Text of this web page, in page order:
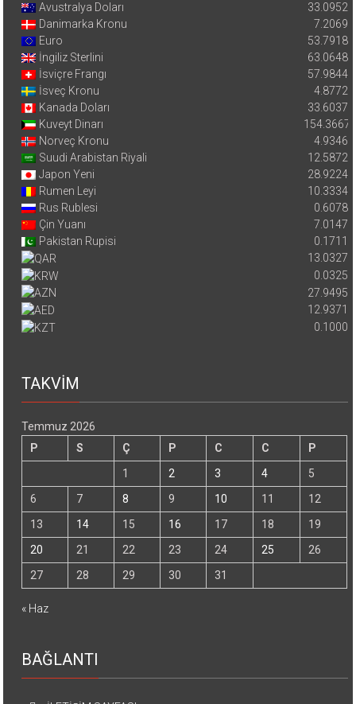
Avustralya Doları
33.0952
Danimarka Kronu
7.2069
Euro
53.7918
İngiliz Sterlini
63.0648
İsviçre Frangı
57.9844
İsveç Kronu
4.8772
Kanada Doları
33.6037
Kuveyt Dinarı
154.3667
Norveç Kronu
4.9346
Suudi Arabistan Riyali
12.5872
Japon Yeni
28.9224
Rumen Leyi
10.3334
Rus Rublesi
0.6078
Çin Yuanı
7.0147
Pakistan Rupisi
0.1711
13.0327
0.0325
27.9495
12.9371
0.1000
TAKVİM
Temmuz 2026
P
S Ç P C C
P
1
2 3 4
5
6
7 8 9 10 11
12
13
14 15 16 17 18
19
20
21 22 23 24 25
26
27
28 29 30 31
« Haz
BAĞLANTI